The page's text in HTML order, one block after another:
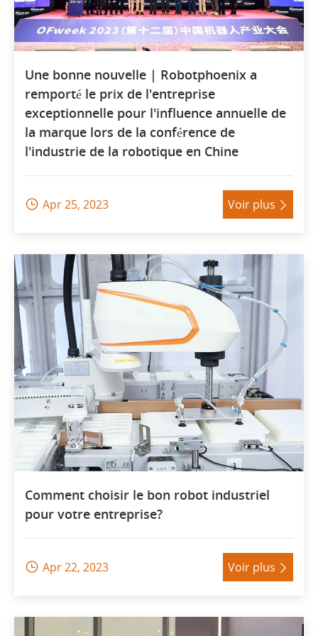
Une bonne nouvelle | Robotphoenix a
remporté le prix de l'entreprise
exceptionnelle pour l'influence annuelle de
la marque lors de la conférence de
l'industrie de la robotique en Chine
 Apr 25, 2023 Voir plus 
Comment choisir le bon robot industriel
pour votre entreprise?
 Apr 22, 2023 Voir plus 